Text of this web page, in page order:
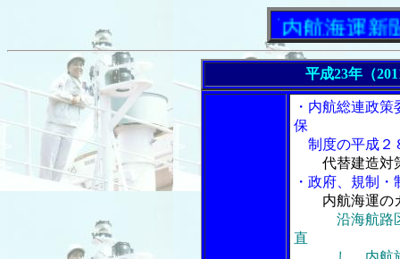
「内航海運新聞」ニ
平成23年（
・内航総連政
保
制度の平成２
代替建造対
・政府、規制
内航海運の
沿海航路
直